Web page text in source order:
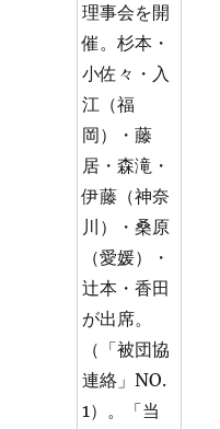
理事会を開
催。杉本・
小佐々・入
江（福
岡）・藤
居・森滝・
伊藤（神奈
川）・桑原
（愛媛）・
辻本・香田
が出席。
（「被団協
連絡」NO.
1）。「当